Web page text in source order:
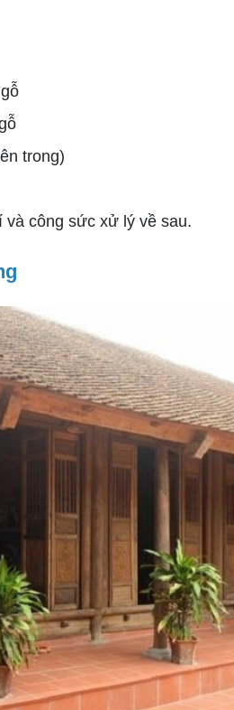
trong)
và công sức xử lý về sau.